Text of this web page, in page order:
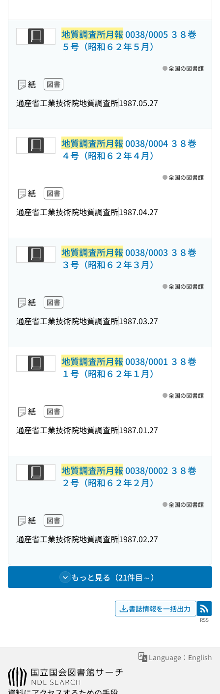
地質調査所月報0038/0005 ３８巻
５号（昭和６２年５月）
紙 図書
通産省工業技術院地質調査所1987.05.27
全国の図書館
地質調査所月報0038/0004 ３８巻
４号（昭和６２年４月）
紙 図書
通産省工業技術院地質調査所1987.04.27
全国の図書館
地質調査所月報0038/0003 ３８巻
３号（昭和６２年３月）
紙 図書
通産省工業技術院地質調査所1987.03.27
全国の図書館
地質調査所月報0038/0001 ３８巻
１号（昭和６２年１月）
紙 図書
通産省工業技術院地質調査所1987.01.27
全国の図書館
地質調査所月報0038/0002 ３８巻
２号（昭和６２年２月）
紙 図書
通産省工業技術院地質調査所1987.02.27
全国の図書館
もっと見る（21件目～）
書誌情報を一括出力 RSS
RSS
Language：English